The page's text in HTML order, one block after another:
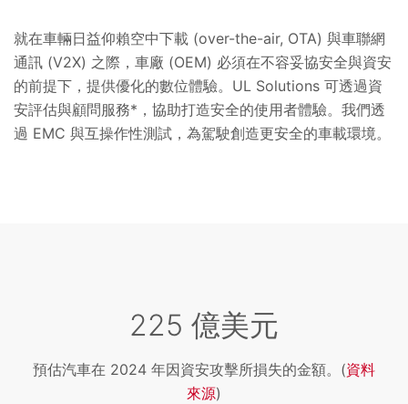
就在車輛日益仰賴空中下載 (over-the-air, OTA) 與車聯網
通訊 (V2X) 之際，車廠 (OEM) 必須在不容妥協安全與資安
的前提下，提供優化的數位體驗。UL Solutions 可透過資
安評估與顧問服務*，協助打造安全的使用者體驗。我們透
過 EMC 與互操作性測試，為駕駛創造更安全的車載環境。
225 億美元
預估汽車在 2024 年因資安攻擊所損失的金額。(資料
來源)